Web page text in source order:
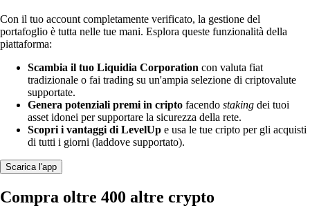
Con il tuo account completamente verificato, la gestione del
portafoglio è tutta nelle tue mani. Esplora queste funzionalità della
piattaforma:
Scambia il tuo Liquidia Corporation con valuta fiat
tradizionale o fai trading su un'ampia selezione di criptovalute
supportate.
Genera potenziali premi in cripto facendo staking dei tuoi
asset idonei per supportare la sicurezza della rete.
Scopri i vantaggi di LevelUp e usa le tue cripto per gli acquisti
di tutti i giorni (laddove supportato).
Scarica l'app
Compra oltre 400 altre crypto